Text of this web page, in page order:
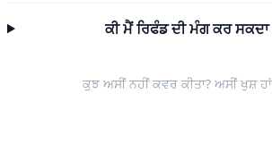
ਕੀ ਮੈਂ ਰਿਫੰਡ ਦੀ ਮੰਗ ਕਰ ਸਕਦਾ
ਕੁਝ ਅਸੀਂ ਨਹੀਂ ਕਵਰ ਕੀਤਾ? ਅਸੀਂ ਖੁਸ਼ ਹਾਂ